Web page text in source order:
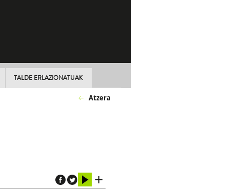
TALDE ERLAZIONATUAK
Atzera